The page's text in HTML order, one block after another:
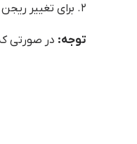
۲. برای تغییر ریجن جیمیل خود وارد صفحه
توجه: در صورتی